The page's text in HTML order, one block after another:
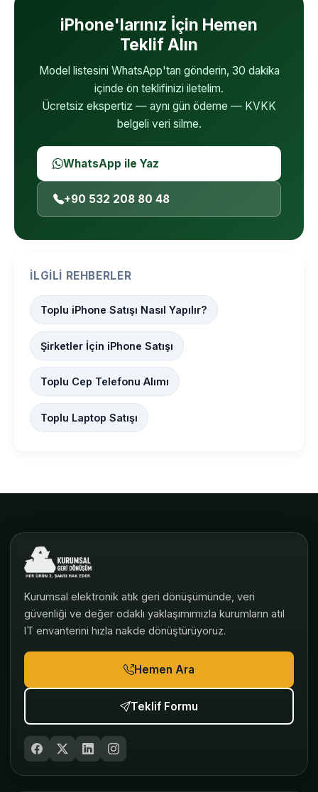
iPhone'larınız İçin Hemen
Teklif Alın
Model listesini WhatsApp'tan gönderin, 30 dakika
içinde ön teklifinizi iletelim.
Ücretsiz ekspertiz — aynı gün ödeme — KVKK
belgeli veri silme.
WhatsApp ile Yaz
+90 532 208 80 48
İLGILI REHBERLER
Toplu iPhone Satışı Nasıl Yapılır?
Şirketler İçin iPhone Satışı
Toplu Cep Telefonu Alımı
Toplu Laptop Satışı
Kurumsal elektronik atık geri dönüşümünde, veri
güvenliği ve değer odaklı yaklaşımımızla kurumların atıl
IT envanterini hızla nakde dönüştürüyoruz.
Hemen Ara
Teklif Formu